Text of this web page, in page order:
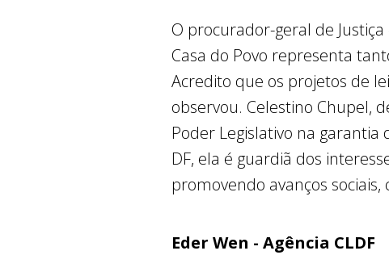
O procurador-geral de
Casa do Povo representa
Acredito que os projetos de
observou. Celestino Chupel,
Poder Legislativo na garantia
DF, ela é guardiã dos
promovendo avanços sociais,
Eder Wen - Agência CLDF